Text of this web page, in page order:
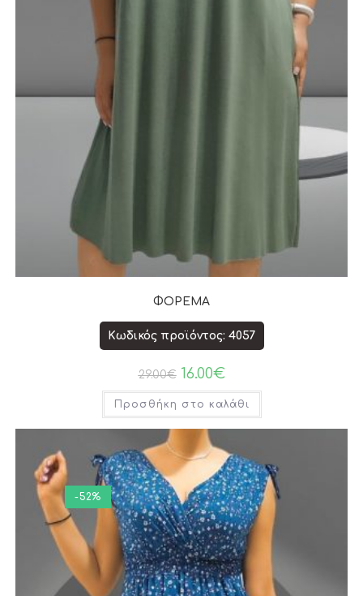
ΦΟΡΕΜΑ
Κωδικός προϊόντος: 4057
29.00€ 16.00€
Προσθήκη στο καλάθι
-52%